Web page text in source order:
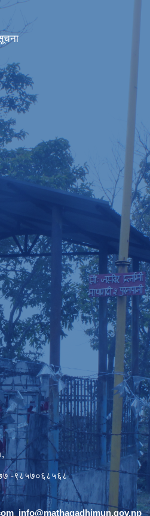
-९८५७०६८५६८
, info@mathagadhimun.gov.np